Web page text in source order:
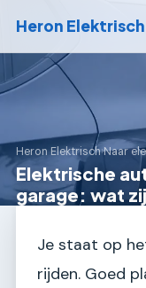
Heron Elektrisch
Heron Elektrisch›Naar
Elektrische
garage: wat
Je staat op
rijden. Goed